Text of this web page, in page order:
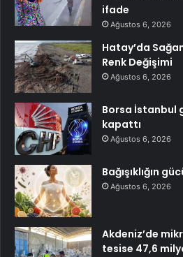
ifade
Ağustos 6, 2026
Hatay’da
Renk Değişimi
Ağustos 6, 2026
Borsa İstanbul
kapattı
Ağustos 6, 2026
Bağışıklığın
Ağustos 6, 2026
Akdeniz’de
tesise 47,6